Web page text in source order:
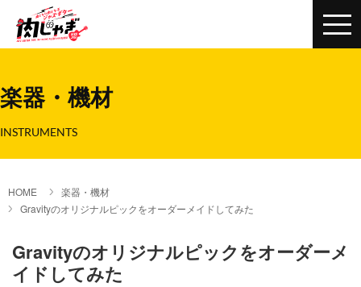
楽器・機材
INSTRUMENTS
HOME
楽器・機材
Gravityのオリジナルピックをオーダーメイドしてみた
Gravityのオリジナルピックをオーダーメ
イドしてみた